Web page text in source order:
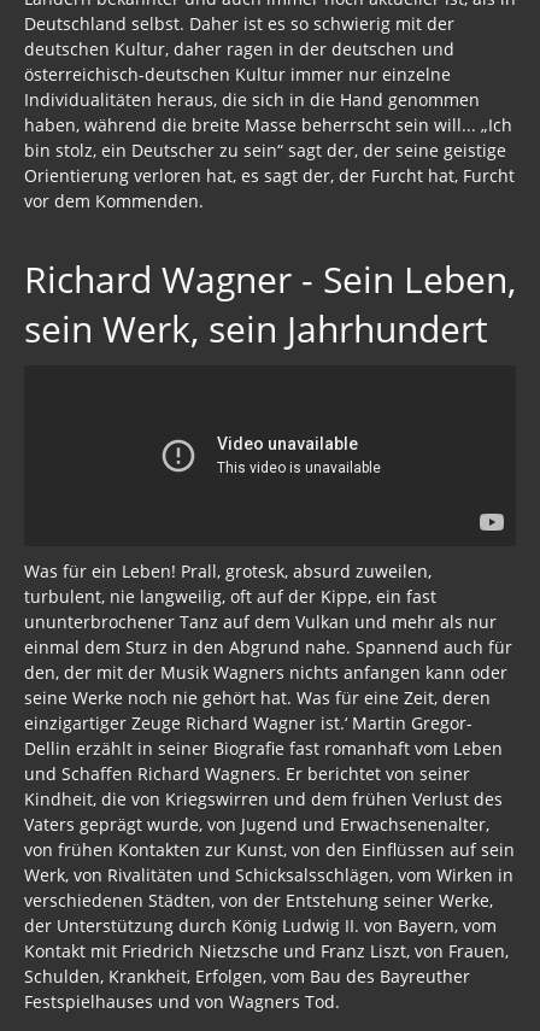
Deutschland selbst. Daher ist es so schwierig mit der
deutschen Kultur, daher ragen in der deutschen und
österreichisch-deutschen Kultur immer nur einzelne
Individualitäten heraus, die sich in die Hand genommen
haben, während die breite Masse beherrscht sein will... „Ich
bin stolz, ein Deutscher zu sein“ sagt der, der seine geistige
Orientierung verloren hat, es sagt der, der Furcht hat, Furcht
vor dem Kommenden.
Richard Wagner - Sein Leben,
sein Werk, sein Jahrhundert
Was für ein Leben! Prall, grotesk, absurd zuweilen,
turbulent, nie langweilig, oft auf der Kippe, ein fast
ununterbrochener Tanz auf dem Vulkan und mehr als nur
einmal dem Sturz in den Abgrund nahe. Spannend auch für
den, der mit der Musik Wagners nichts anfangen kann oder
seine Werke noch nie gehört hat. Was für eine Zeit, deren
einzigartiger Zeuge Richard Wagner ist.‘ Martin Gregor-
Dellin erzählt in seiner Biografie fast romanhaft vom Leben
und Schaffen Richard Wagners. Er berichtet von seiner
Kindheit, die von Kriegswirren und dem frühen Verlust des
Vaters geprägt wurde, von Jugend und Erwachsenenalter,
von frühen Kontakten zur Kunst, von den Einflüssen auf sein
Werk, von Rivalitäten und Schicksalsschlägen, vom Wirken in
verschiedenen Städten, von der Entstehung seiner Werke,
der Unterstützung durch König Ludwig II. von Bayern, vom
Kontakt mit Friedrich Nietzsche und Franz Liszt, von Frauen,
Schulden, Krankheit, Erfolgen, vom Bau des Bayreuther
Festspielhauses und von Wagners Tod.